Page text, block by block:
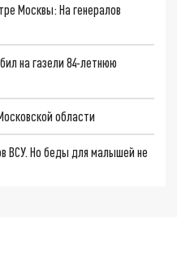
Москвы: На генералов
на газели 84-летнюю
области
ВСУ. Но беды для малышей не